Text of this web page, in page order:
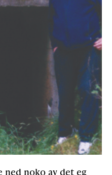
ned noko av det eg